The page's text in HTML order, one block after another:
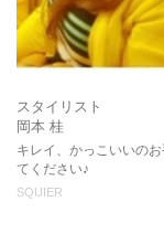
スタイリスト
岡本 桂
キレイ、かっこいいの
てください♪
SQUIER